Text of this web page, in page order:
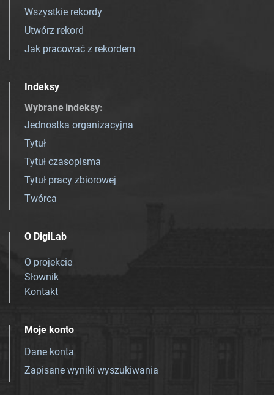
Wszystkie rekordy
Utwórz rekord
Jak pracować z rekordem
Indeksy
Wybrane indeksy:
Jednostka organizacyjna
Tytuł
Tytuł czasopisma
Tytuł pracy zbiorowej
Twórca
O DigiLab
O projekcie
Słownik
Kontakt
Moje konto
Dane konta
Zapisane wyniki wyszukiwania